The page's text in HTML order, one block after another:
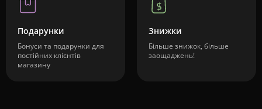
Подарунки
Бонуси та подарунки для
постійних клієнтів
магазину
Знижки
Більше знижок, більше
заощаджень!